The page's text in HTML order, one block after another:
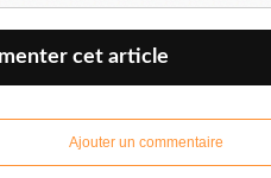
cet article
Ajouter un commentaire